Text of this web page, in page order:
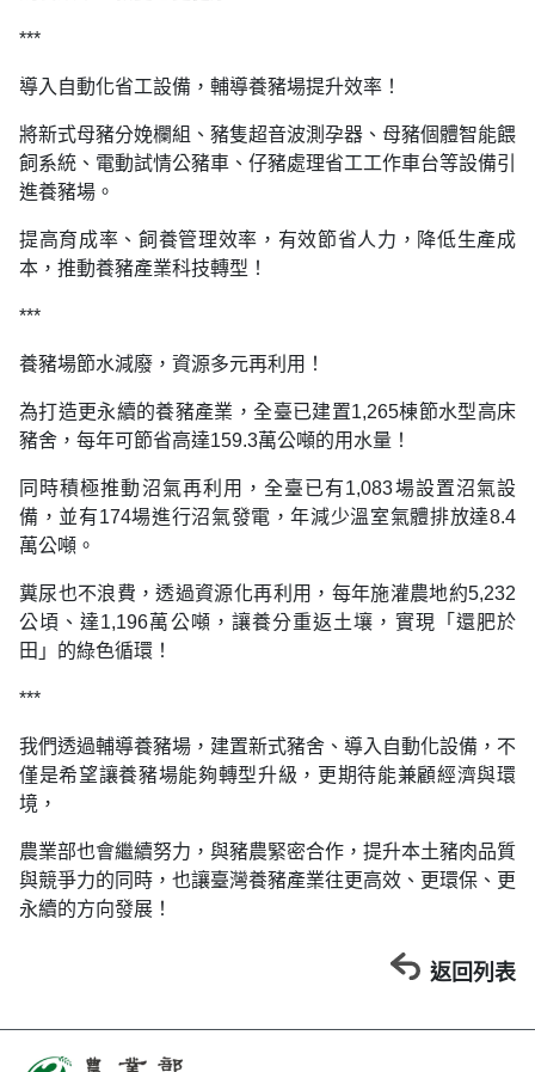
***
導入自動化省工設備，輔導養豬場提升效率！
將新式母豬分娩欄組、豬隻超音波測孕器、母豬個體智能餵
飼系統、電動試情公豬車、仔豬處理省工工作車台等設備引
進養豬場。
提高育成率、飼養管理效率，有效節省人力，降低生產成
本，推動養豬產業科技轉型！
***
養豬場節水減廢，資源多元再利用！
為打造更永續的養豬產業，全臺已建置1,265棟節水型高床
豬舍，每年可節省高達159.3萬公噸的用水量！
同時積極推動沼氣再利用，全臺已有1,083場設置沼氣設
備，並有174場進行沼氣發電，年減少溫室氣體排放達8.4
萬公噸。
糞尿也不浪費，透過資源化再利用，每年施灌農地約5,232
公頃、達1,196萬公噸，讓養分重返土壤，實現「還肥於
田」的綠色循環！
***
我們透過輔導養豬場，建置新式豬舍、導入自動化設備，不
僅是希望讓養豬場能夠轉型升級，更期待能兼顧經濟與環
境，
農業部也會繼續努力，與豬農緊密合作，提升本土豬肉品質
與競爭力的同時，也讓臺灣養豬產業往更高效、更環保、更
永續的方向發展！
返回列表